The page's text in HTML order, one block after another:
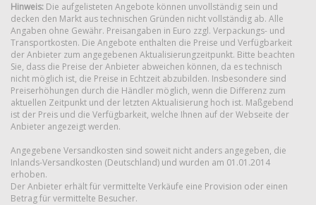
Hinweis: Die aufgelisteten Angebote können unvollständig sein und
decken den Markt aus technischen Gründen nicht vollständig ab. Alle
Angaben ohne Gewähr. Preisangaben in Euro zzgl. Verpackungs- und
Transportkosten. Die Angebote enthalten die Preise und Verfügbarkeit
der Anbieter zum angegebenen Aktualisierungzeitpunkt. Bitte beachten
Sie, dass die Preise der Anbieter abweichen können, da es technisch
nicht möglich ist, die Preise in Echtzeit abzubilden. Insbesondere sind
Preiserhöhungen durch die Händler möglich, wenn die Differenz zum
aktuellen Zeitpunkt und der letzten Aktualisierung hoch ist. Maßgebend
ist der Preis und die Verfügbarkeit, welche Ihnen auf der Webseite der
Anbieter angezeigt werden.
Angegebene Versandkosten sind soweit nicht anders angegeben, die
Inlands-Versandkosten (Deutschland) und wurden am 01.01.2014
erhoben.
Der Anbieter erhält für vermittelte Verkäufe eine Provision oder einen
Betrag für vermittelte Besucher.